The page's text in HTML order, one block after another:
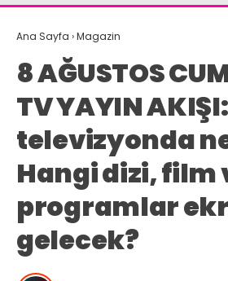
Ana Sayfa ›Magazin
8 AĞUSTOS
TV YAYIN
televizyonda
Hangi dizi, film
programlar
gelecek?